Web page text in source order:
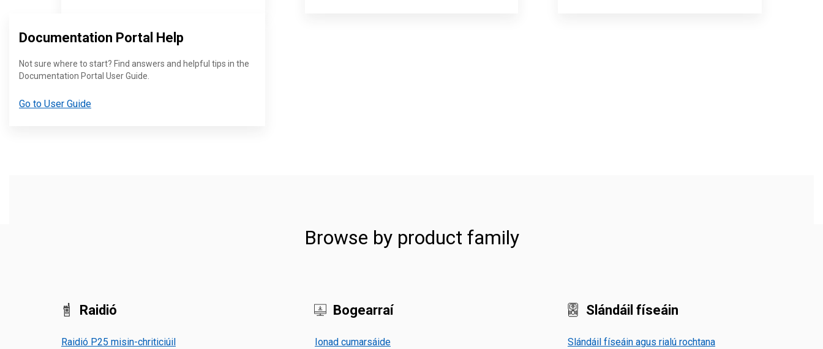
Documentation Portal Help
Not sure where to start? Find answers and helpful tips in the
Documentation Portal User Guide.
Go to User Guide
Browse by product family
Raidió
Raidió P25 misin-chriticiúil
Bogearraí
Ionad cumarsáide
Slándáil físeáin
Slándáil físeáin agus rialú rochtana